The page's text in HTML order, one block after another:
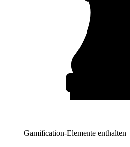
Gamification-Elemente enthalten